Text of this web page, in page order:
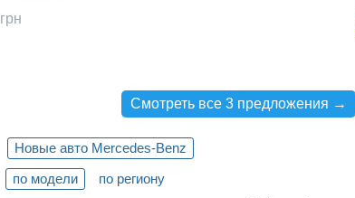
грн
Смотреть все 3 предложения →
Новые авто Mercedes-Benz
по модели по региону